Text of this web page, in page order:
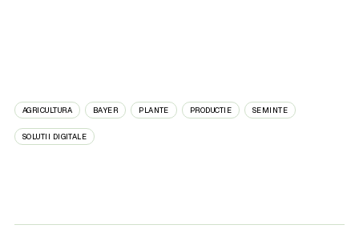
AGRICULTURA BAYER PLANTE PRODUCTIE SEMINTE
SOLUTII DIGITALE